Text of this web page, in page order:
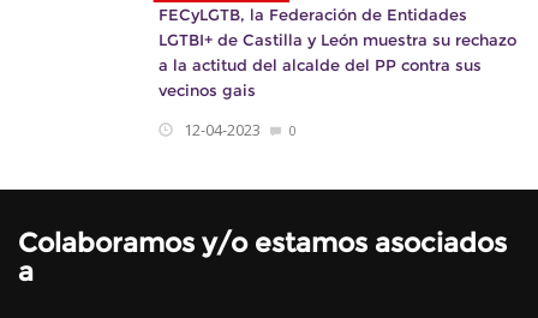
FECyLGTB, la Federación de Entidades
LGTBI+ de Castilla y León muestra su rechazo
a la actitud del alcalde del PP contra sus
vecinos gais
12-04-2023 0
Colaboramos y/o estamos asociados
a